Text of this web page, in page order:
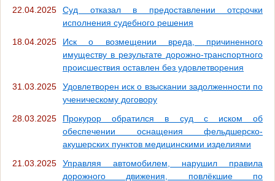
22.04.2025
Суд отказал в предоставлении отсрочки
исполнения судебного решения
18.04.2025
Иск о возмещении вреда, причиненного
имуществу в результате дорожно-транспортного
происшествия оставлен без удовлетворения
31.03.2025
Удовлетворен иск о взыскании задолженности по
ученическому договору
28.03.2025
Прокурор обратился в суд с иском об
обеспечении оснащения фельдшерско-
акушерских пунктов медицинскими изделиями
21.03.2025
Управляя автомобилем, нарушил правила
дорожного движения, повлёкшие по